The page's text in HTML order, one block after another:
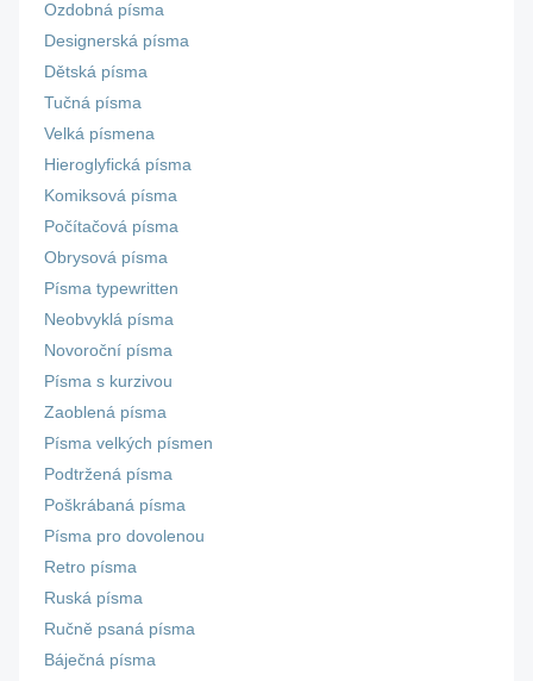
Ozdobná písma
Designerská písma
Dětská písma
Tučná písma
Velká písmena
Hieroglyfická písma
Komiksová písma
Počítačová písma
Obrysová písma
Písma typewritten
Neobvyklá písma
Novoroční písma
Písma s kurzivou
Zaoblená písma
Písma velkých písmen
Podtržená písma
Poškrábaná písma
Písma pro dovolenou
Retro písma
Ruská písma
Ručně psaná písma
Báječná písma